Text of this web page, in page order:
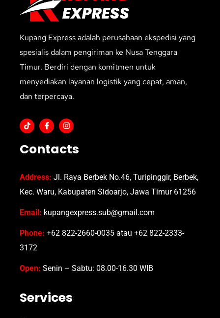
Kupang Express adalah perusahaan ekspedisi yang
spesialis dalam pengiriman ke Nusa Tenggara
Timur. Berdiri dengan komitmen untuk
menyediakan layanan logistik yang cepat, aman,
dan terpercaya.
Contacts
Address: Jl. Raya Berbek No.46, Turipinggir, Berbek,
Kec. Waru, Kabupaten Sidoarjo, Jawa Timur 61256
Email: kupangexpress.sub@gmail.com
Phone: +62 822-2660-0035 atau +62 822-2333-
3172
Open: Senin – Sabtu: 08.00-16.30 WIB
Services